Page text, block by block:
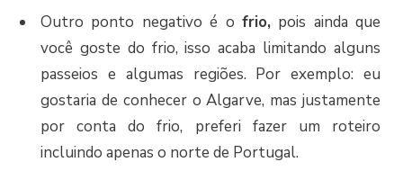
Outro ponto negativo é o frio,pois ainda que
você goste do frio, isso acaba limitando alguns
passeios e algumas regiões. Por exemplo: eu
gostaria de conhecer o Algarve, mas justamente
por conta do frio, preferi fazer um roteiro
incluindo apenas o norte de Portugal.